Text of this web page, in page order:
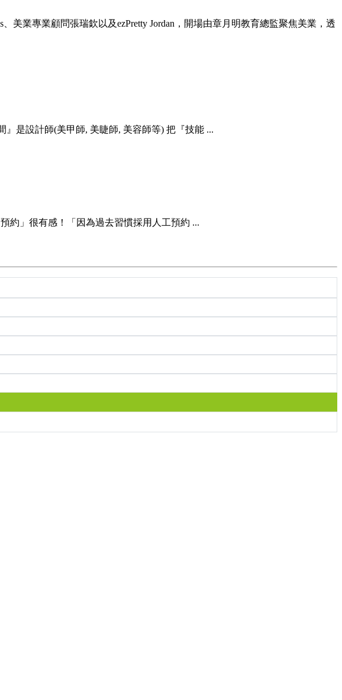
美業專業顧問張瑞欽以及ezPretty Jordan，開場由章月明教育總監聚焦美業，透
』是設計師(美甲師, 美睫師, 美容師等) 把『技能 ...
約」很有感！「因為過去習慣採用人工預約 ...